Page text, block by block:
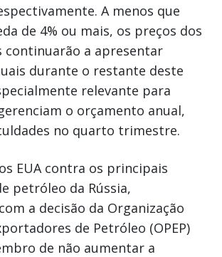
A menos que
de 4% ou mais, os preços dos
continuarão a apresentar
durante o restante deste
relevante para
o orçamento anual,
no quarto trimestre.
EUA contra os principais
petróleo da Rússia,
a decisão da Organização
de Petróleo (OPEP)
de não aumentar a